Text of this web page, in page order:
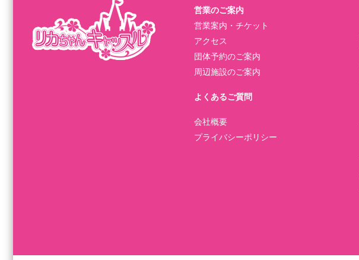
営業のご案内
営業案内・チケット
アクセス
団体予約のご案内
周辺施設のご案内
よくあるご質問
会社概要
プライバシーポリシー